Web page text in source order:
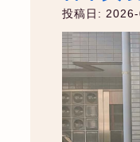
投稿日: